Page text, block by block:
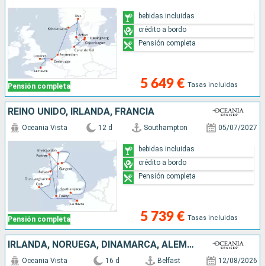
Pensión completa 5 649 € Tasas incluidas
bebidas incluidas
crédito a bordo
Pensión completa
REINO UNIDO, IRLANDA, FRANCIA
Pensión completa
Oceania Vista 12 d Southampton 05/07/2027
5 739 € Tasas incluidas
bebidas incluidas
crédito a bordo
Pensión completa
IRLANDA, NORUEGA, DINAMARCA, ALEMANIA, REINO UNIDO
Oceania Vista 16 d Belfast 12/08/2026